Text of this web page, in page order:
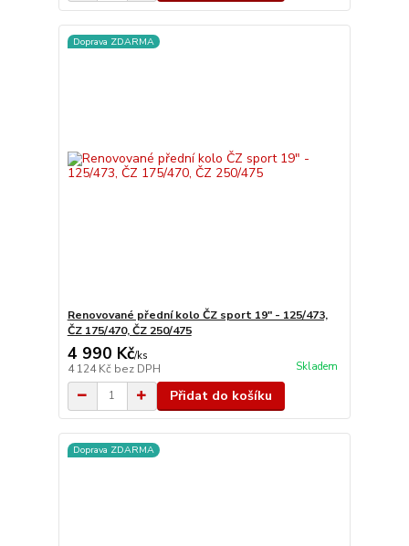
Doprava ZDARMA
Renovované přední kolo ČZ sport 19" - 125/473,
ČZ 175/470, ČZ 250/475
4 990 Kč/ks
4 124 Kč bez DPH Skladem
Přidat do košíku
Doprava ZDARMA